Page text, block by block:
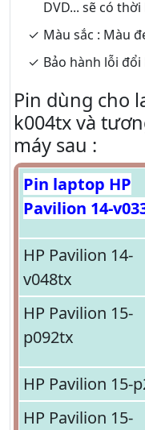
DVD... sẽ có
Màu sắc : Màu
Bảo hành lỗi
Pin dùng cho
k004tx và
máy sau :
Pin laptop HP
Pavilion 14-
HP Pavilion 14-
v048tx
HP Pavilion 15-
p092tx
HP Pavilion 15-
HP Pavilion 15-